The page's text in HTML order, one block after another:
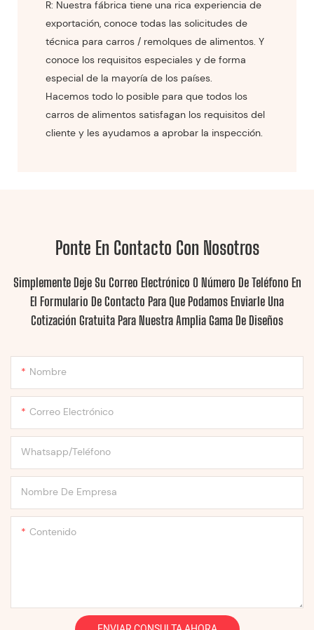
R: Nuestra fábrica tiene una rica experiencia de
exportación, conoce todas las solicitudes de
técnica para carros / remolques de alimentos. Y
conoce los requisitos especiales y de forma
especial de la mayoría de los países.
Hacemos todo lo posible para que todos los
carros de alimentos satisfagan los requisitos del
cliente y les ayudamos a aprobar la inspección.
Ponte En Contacto Con Nosotros
Simplemente Deje Su Correo Electrónico O Número De Teléfono En
El Formulario De Contacto Para Que Podamos Enviarle Una
Cotización Gratuita Para Nuestra Amplia Gama De Diseños
Nombre
Correo Electrónico
Whatsapp/Teléfono
Nombre De Empresa
Contenido